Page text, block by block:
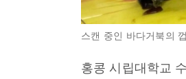
스캔 중인 바다거북의
홍콩 시립대학교